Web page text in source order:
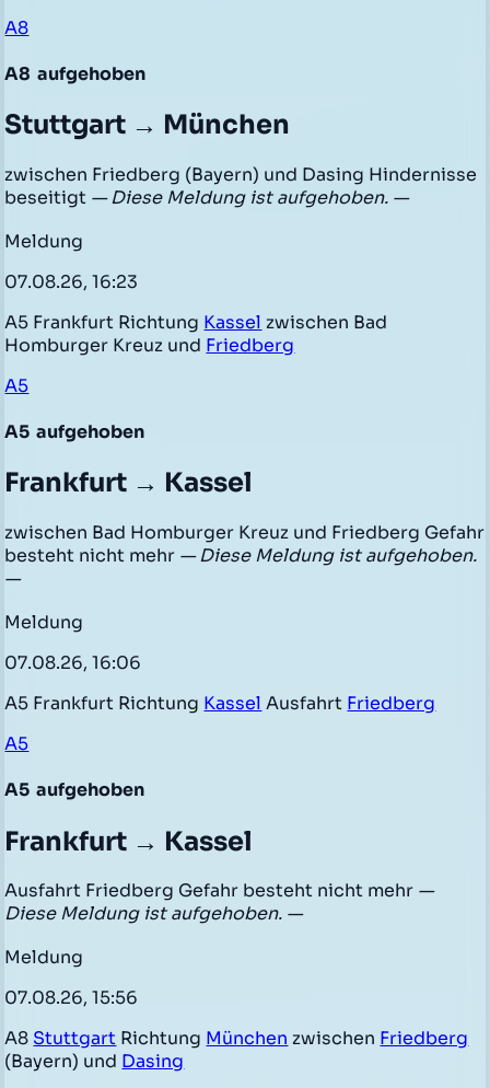
A8
A8 aufgehoben
Stuttgart → München
zwischen Friedberg (Bayern) und Dasing Hindernisse
beseitigt — Diese Meldung ist aufgehoben. —
Meldung
07.08.26, 16:23
A5 Frankfurt Richtung Kassel zwischen Bad
Homburger Kreuz und Friedberg
A5
A5 aufgehoben
Frankfurt → Kassel
zwischen Bad Homburger Kreuz und Friedberg Gefahr
besteht nicht mehr — Diese Meldung ist aufgehoben.
—
Meldung
07.08.26, 16:06
A5 Frankfurt Richtung Kassel Ausfahrt Friedberg
A5
A5 aufgehoben
Frankfurt → Kassel
Ausfahrt Friedberg Gefahr besteht nicht mehr —
Diese Meldung ist aufgehoben. —
Meldung
07.08.26, 15:56
A8 Stuttgart Richtung München zwischen Friedberg
(Bayern) und Dasing